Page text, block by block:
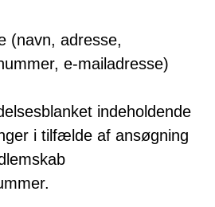
(navn, adresse,
e-mailadresse)
indeholdende
i tilfælde af ansøgning